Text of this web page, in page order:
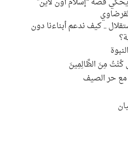
.. كيف ندعم أبناءنا دون
كُنْتُ مِنَ الظَّالِمِينَ
مع حر الصيف